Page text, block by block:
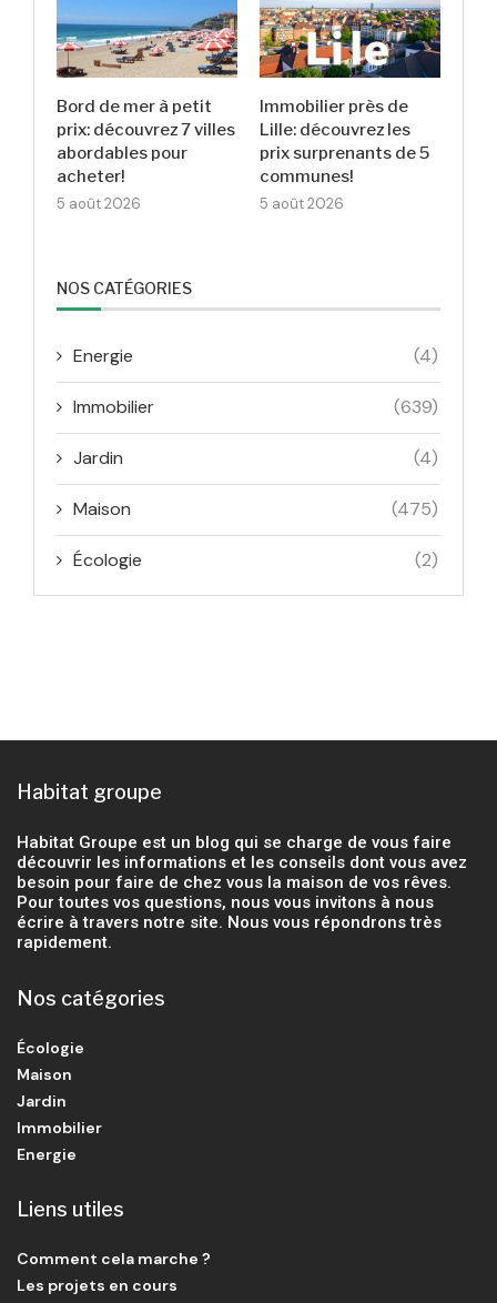
Bord de mer à petit
prix: découvrez 7 villes
abordables pour
acheter!
5 août 2026
Immobilier près de
Lille: découvrez les
prix surprenants de 5
communes!
5 août 2026
NOS CATÉGORIES
Energie (4)
Immobilier (639)
Jardin (4)
Maison (475)
Écologie (2)
Habitat groupe
Habitat Groupe est un blog qui se charge de vous faire
découvrir les informations et les conseils dont vous avez
besoin pour faire de chez vous la maison de vos rêves.
Pour toutes vos questions, nous vous invitons à nous
écrire à travers notre site. Nous vous répondrons très
rapidement.
Nos catégories
Écologie
Maison
Jardin
Immobilier
Energie
Liens utiles
Comment cela marche ?
Les projets en cours